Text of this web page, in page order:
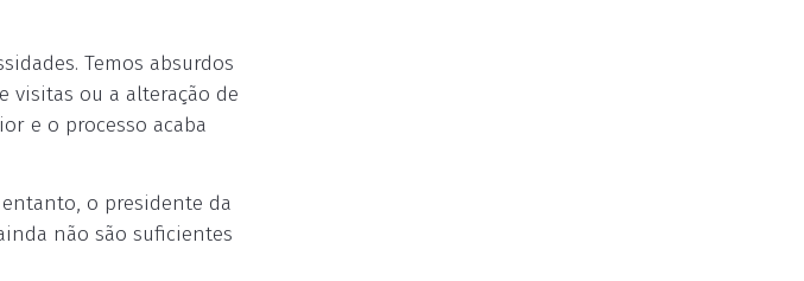
Temos absurdos
visitas ou a alteração de
e o processo acaba
entanto, o presidente da
não são suficientes